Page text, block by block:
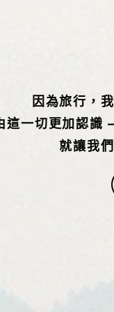
因為旅行，
這一切更加認識
就讓我